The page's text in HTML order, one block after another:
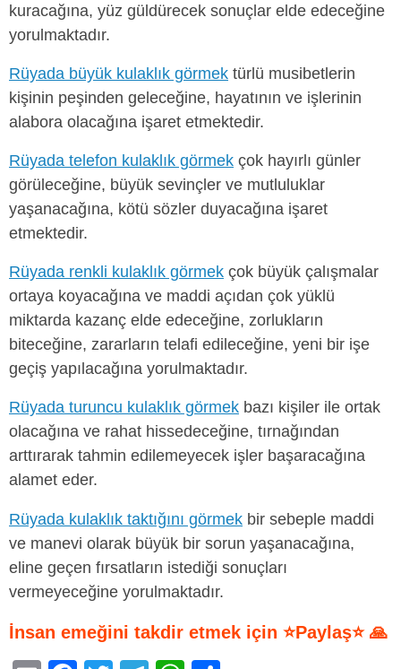
kuracağına, yüz güldürecek sonuçlar elde edeceğine
yorulmaktadır.
Rüyada büyük kulaklık görmek türlü musibetlerin
kişinin peşinden geleceğine, hayatının ve işlerinin
alabora olacağına işaret etmektedir.
Rüyada telefon kulaklık görmek çok hayırlı günler
görüleceğine, büyük sevinçler ve mutluluklar
yaşanacağına, kötü sözler duyacağına işaret
etmektedir.
Rüyada renkli kulaklık görmek çok büyük çalışmalar
ortaya koyacağına ve maddi açıdan çok yüklü
miktarda kazanç elde edeceğine, zorlukların
biteceğine, zararların telafi edileceğine, yeni bir işe
geçiş yapılacağına yorulmaktadır.
Rüyada turuncu kulaklık görmek bazı kişiler ile ortak
olacağına ve rahat hissedeceğine, tırnağından
arttırarak tahmin edilemeyecek işler başaracağına
alamet eder.
Rüyada kulaklık taktığını görmek bir sebeple maddi
ve manevi olarak büyük bir sorun yaşanacağına,
eline geçen fırsatların istediği sonuçları
vermeyeceğine yorulmaktadır.
İnsan emeğini takdir etmek için ⭐Paylaş⭐ 🙏